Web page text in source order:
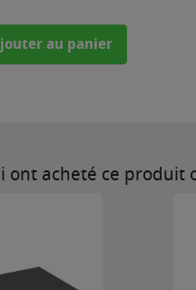
au panier
ont acheté ce produit